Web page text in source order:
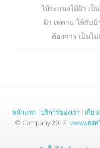
ไม้ระแนงไม้ฝ้า เ
ฝ้า เพดาน ให้กับ
ต้องการ เป็นไ
หน้าแรก |บริการของเรา | เกี่ยว
© Company 2017 www.เฮง